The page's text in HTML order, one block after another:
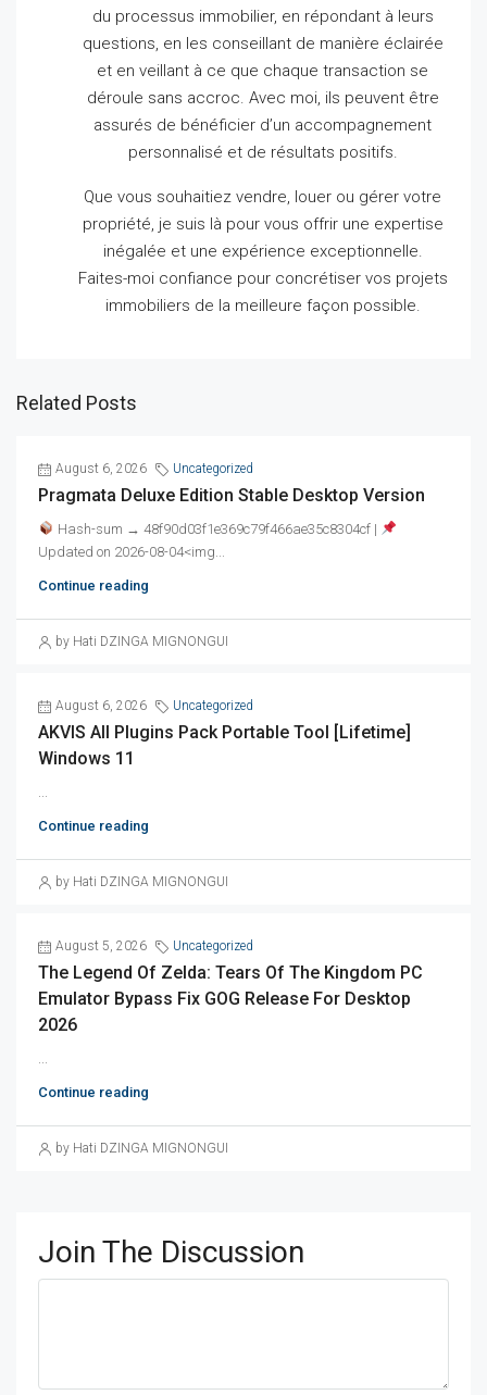
du processus immobilier, en répondant à leurs
questions, en les conseillant de manière éclairée
et en veillant à ce que chaque transaction se
déroule sans accroc. Avec moi, ils peuvent être
assurés de bénéficier d’un accompagnement
personnalisé et de résultats positifs.
Que vous souhaitiez vendre, louer ou gérer votre
propriété, je suis là pour vous offrir une expertise
inégalée et une expérience exceptionnelle.
Faites-moi confiance pour concrétiser vos projets
immobiliers de la meilleure façon possible.
Related Posts
August 6, 2026 Uncategorized
Pragmata Deluxe Edition Stable Desktop Version
Hash-sum → 48f90d03f1e369c79f466ae35c8304cf |
Updated on 2026-08-04<img...
Continue reading
by Hati DZINGA MIGNONGUI
August 6, 2026 Uncategorized
AKVIS All Plugins Pack Portable Tool [Lifetime]
Windows 11
...
Continue reading
by Hati DZINGA MIGNONGUI
August 5, 2026 Uncategorized
The Legend Of Zelda: Tears Of The Kingdom PC
Emulator Bypass Fix GOG Release For Desktop
2026
...
Continue reading
by Hati DZINGA MIGNONGUI
Join The Discussion